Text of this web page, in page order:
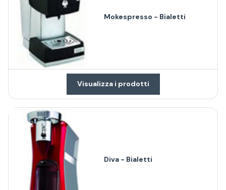
Mokespresso - Bialetti
Visualizza i prodotti
Diva - Bialetti